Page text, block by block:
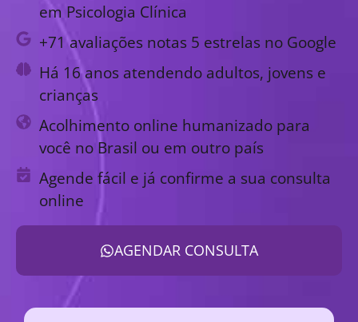
em Psicologia Clínica
+71 avaliações notas 5 estrelas no Google
Há 16 anos atendendo adultos, jovens e
crianças
Acolhimento online humanizado para
você no Brasil ou em outro país
Agende fácil e já confirme a sua consulta
online
AGENDAR CONSULTA